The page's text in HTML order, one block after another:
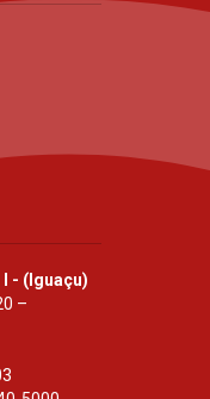
- (Iguaçu)
–